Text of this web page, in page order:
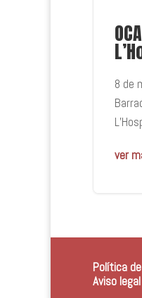
8 de
ver
Política
Aviso legal